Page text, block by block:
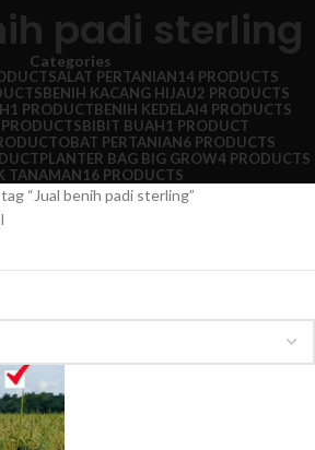
padi sterling
Categories
ALAT PERTANIAN14 PRODUCTS
BENIH KACANG HIJAU2 PRODUCTS
1 PRODUCTBENIH KEDELAI4 PRODUCTS
BIBIT BUAH1 PRODUCT
OBAT PERTANIAN6 PRODUCTS
PLANTER BAG BIG GROW4 PRODUCTS
TANAMAN16 PRODUCTS
“Jual benih padi sterling”